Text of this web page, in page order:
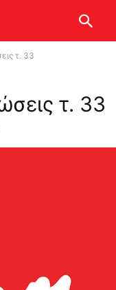
τ. 33
τ. 33